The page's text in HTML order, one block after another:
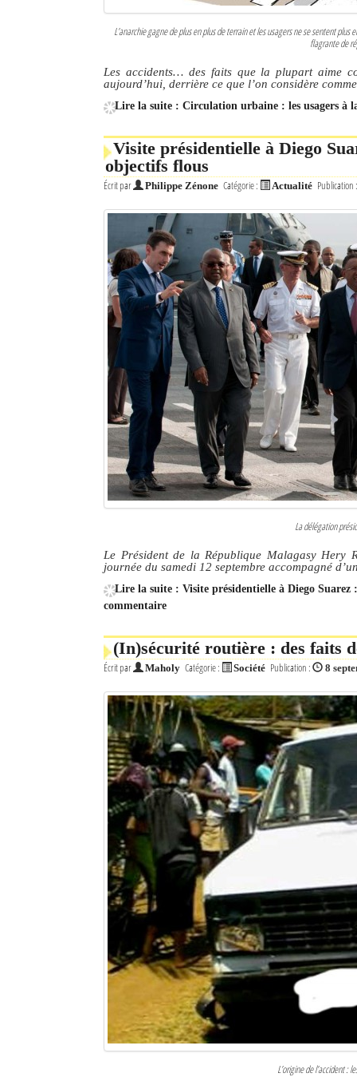
L’anarchie gagne de plus en plus de terrain et les usagers ne se sentent
flagrante de
Les accidents… des faits que la plupart aime
aujourd’hui, derrière ce que l’on considère
Lire la suite : Circulation urbaine : les usagers à
Visite présidentielle à Diego
objectifs flous
Écrit par Philippe Zénone Catégorie : Actualité
La délégation
Le Président de la République Malagasy Hery
journée du samedi 12 septembre accompagné
Lire la suite : Visite présidentielle à Diego
commentaire
(In)sécurité routière : des faits
Écrit par Maholy Catégorie : Société Publication : 8
L’origine de l’accident :